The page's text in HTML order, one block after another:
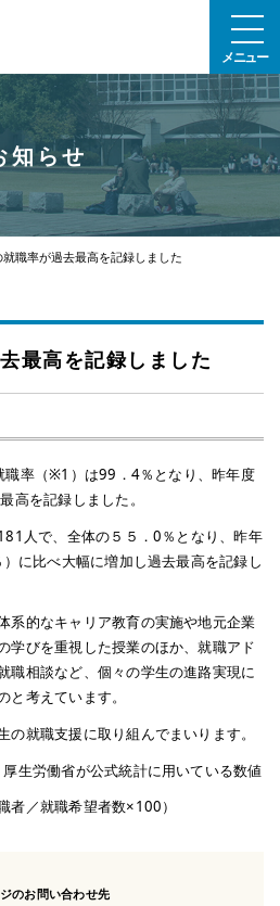
メニュー
知らせ
職率が過去最高を記録しました
最高を記録しました
率（※1）は99．4％となり、昨年度
高を記録しました。
人で、全体の５５．0％となり、昨年
に比べ大幅に増加し過去最高を記録し
系的なキャリア教育の実施や地元企業
学びを重視した授業のほか、就職アド
職相談など、個々の学生の進路実現に
考えています。
就職支援に取り組んでまいります。
労働省が公式統計に用いている数値
職希望者数×100）
のお問い合わせ先